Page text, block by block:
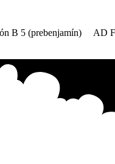
B 5 (prebenjamín) AD